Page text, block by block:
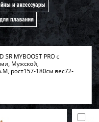
и аксессуары
плавания
MYBOOST PRO с
Мужской,
рост157-180см вес72-